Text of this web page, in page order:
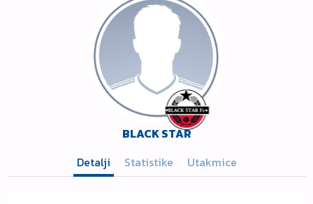
BLACK STAR
Detalji
Statistike Utakmice